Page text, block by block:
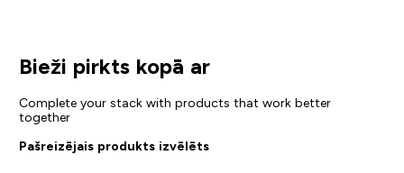
Bieži pirkts kopā ar
Complete your stack with products that work better
together
Pašreizējais produkts izvēlēts